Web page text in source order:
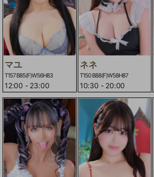
マユ
T157 B85(F)W56H83
12:00 - 23:00
ネネ
T150 B88(F)W58H87
10:30 - 20:00